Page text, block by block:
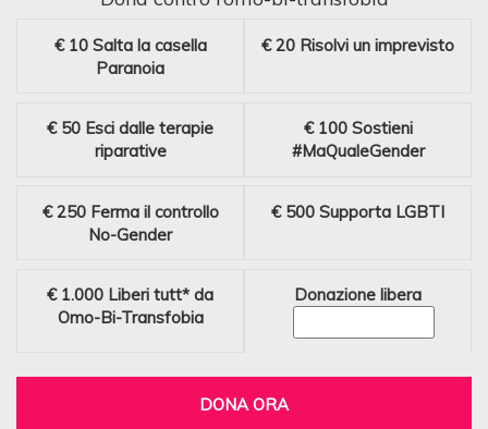
€ 10 Salta la casella
Paranoia
€ 20 Risolvi un imprevisto
€ 50 Esci dalle terapie
riparative
€ 100 Sostieni
#MaQualeGender
€ 250 Ferma il controllo
No-Gender
€ 500 Supporta LGBTI
€ 1.000 Liberi tutt* da
Omo-Bi-Transfobia
Donazione libera
DONA ORA